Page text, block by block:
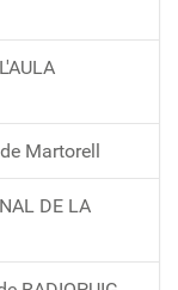
Martorell
DE LA